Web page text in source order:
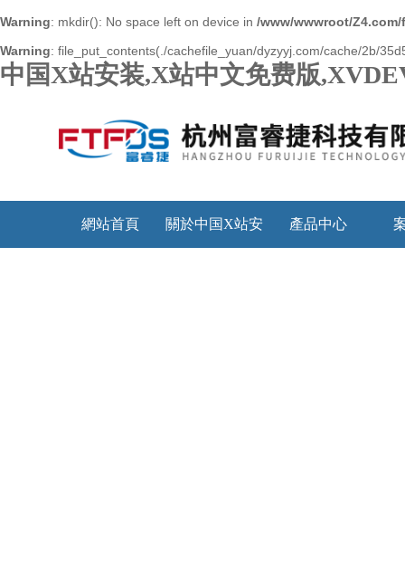
Warning: mkdir(): No space left on device in /www/wwwroot/
Warning: file_put_contents(./cachefile_yuan/dyzyyj.com/cache/2b/
中国X站安装,X站中文免费版
網站首頁 關於中国X站安 產品中心